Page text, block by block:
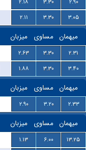
۲.۱۱ ۳.۳۰
۳.۰۵
میزبان مساوی میهمان
۲.۶۳ ۳.۳۰
۲.۳۱
۱.۸۸ ۳.۳۰
۳.۴۰
میزبان مساوی میهمان
۲.۹۰ ۳.۲۰
۲.۳۳
میزبان مساوی میهمان
۱.۱۳ ۶.۰۰
۱۳.۲۵